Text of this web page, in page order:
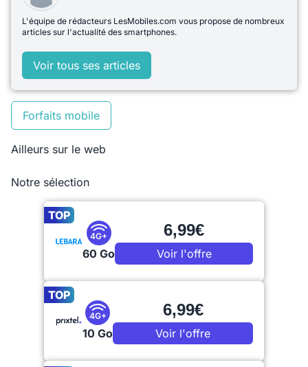
L'équipe de rédacteurs LesMobiles.com vous propose de nombreux
articles sur l'actualité des smartphones.
Voir tous ses articles
Forfaits mobile
Ailleurs sur le web
Notre sélection
TOP
4G+
60 Go
6,99€
Voir l'offre
TOP
4G+
10 Go
6,99€
Voir l'offre